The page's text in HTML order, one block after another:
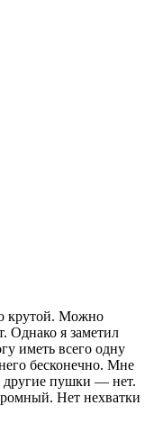
крутой. Можно
Однако я заметил
иметь всего одну
бесконечно. Мне
другие пушки — нет.
Нет нехватки